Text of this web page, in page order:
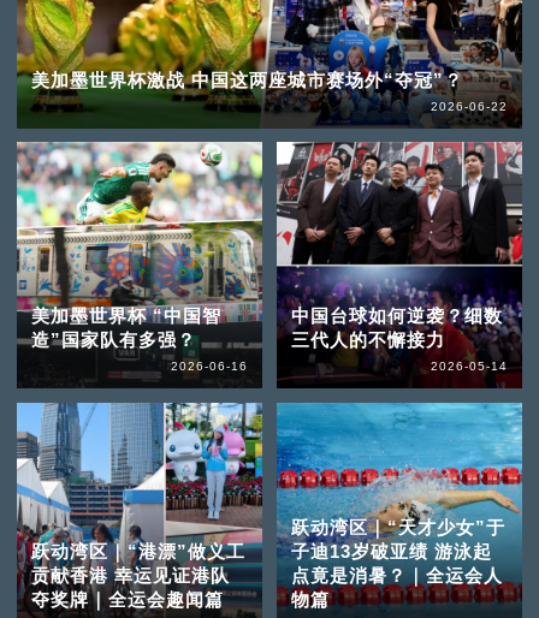
美加墨世界杯激战 中国这两座城市赛场外“夺冠”？
2026-06-22
美加墨世界杯 “中国智
造”国家队有多强？
2026-06-16
中国台球如何逆袭？细数
三代人的不懈接力
2026-05-14
跃动湾区｜“港漂”做义工
贡献香港 幸运见证港队
夺奖牌｜全运会趣闻篇
跃动湾区｜“天才少女”于
子迪13岁破亚绩 游泳起
点竟是消暑？｜全运会人
物篇